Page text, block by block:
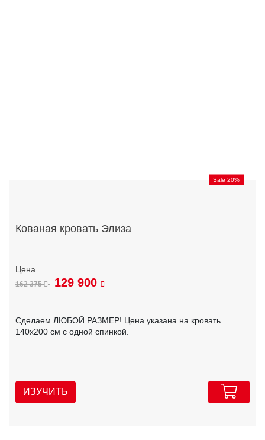
Sale 20%
Кованая кровать Элиза
162 375 129 900
Сделаем ЛЮБОЙ РАЗМЕР! Цена указана на кровать
140х200 см с одной спинкой.
ИЗУЧИТЬ